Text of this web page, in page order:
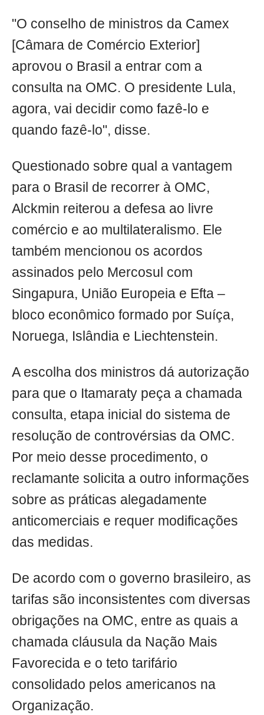
"O conselho de ministros da Camex
[Câmara de Comércio Exterior]
aprovou o Brasil a entrar com a
consulta na OMC. O presidente Lula,
agora, vai decidir como fazê-lo e
quando fazê-lo", disse.
Questionado sobre qual a vantagem
para o Brasil de recorrer à OMC,
Alckmin reiterou a defesa ao livre
comércio e ao multilateralismo. Ele
também mencionou os acordos
assinados pelo Mercosul com
Singapura, União Europeia e Efta –
bloco econômico formado por Suíça,
Noruega, Islândia e Liechtenstein.
A escolha dos ministros dá autorização
para que o Itamaraty peça a chamada
consulta, etapa inicial do sistema de
resolução de controvérsias da OMC.
Por meio desse procedimento, o
reclamante solicita a outro informações
sobre as práticas alegadamente
anticomerciais e requer modificações
das medidas.
De acordo com o governo brasileiro, as
tarifas são inconsistentes com diversas
obrigações na OMC, entre as quais a
chamada cláusula da Nação Mais
Favorecida e o teto tarifário
consolidado pelos americanos na
Organização.